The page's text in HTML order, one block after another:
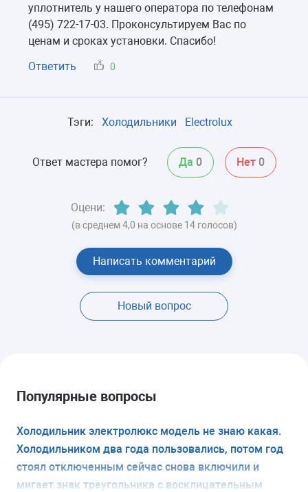
уплотнитель у нашего оператора по телефонам
(495) 722-17-03. Проконсультируем Вас по
ценам и сроках установки. Спасибо!
Ответить
0
Тэги: Холодильники Electrolux
Ответ мастера помог? Да 0 Нет 0
Оцени:
(в среднем 4,0 на основе 14 голосов)
Написать комментарий
Новый вопрос
Популярные вопросы
Холодильник электролюкс модель не знаю какая.
Холодильником два года пользовались, потом год
стоял отключенным сейчас снова включили и
мигает знак треугольника с восклицательным